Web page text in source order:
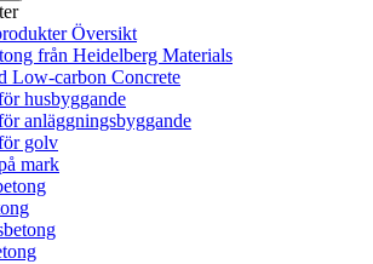
Översikt
från Heidelberg Materials
Low-carbon Concrete
husbyggande
anläggningsbyggande
golv
mark